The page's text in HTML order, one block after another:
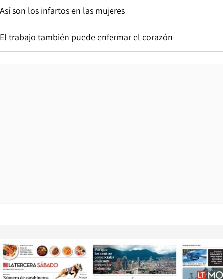
Así son los infartos en las mujeres
El trabajo también puede enfermar el corazón
Opens in new window Opens in